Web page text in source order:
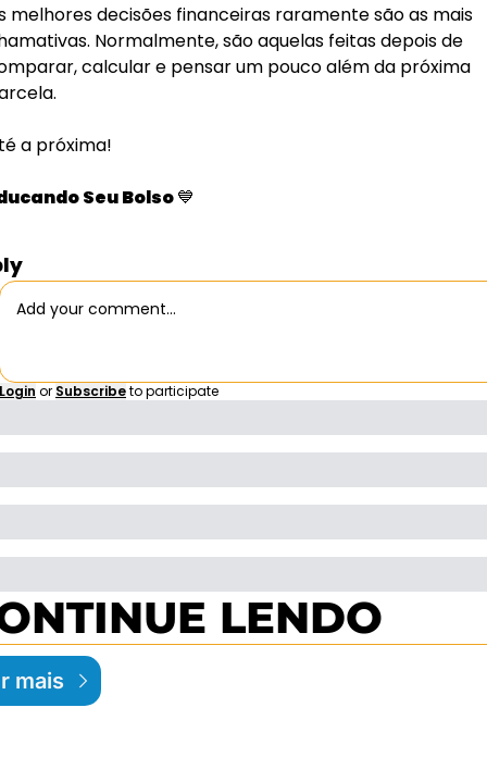
melhores decisões financeiras raramente são as mais
Normalmente, são aquelas feitas depois de
calcular e pensar um pouco além da próxima
a próxima!
Seu Bolso 💙
Login or Subscribeto participate
LENDO
mais